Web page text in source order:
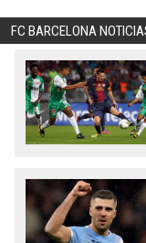
FC BARCELONA